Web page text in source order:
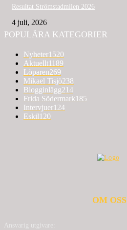
Resultat Strömstadmilen 2026
4 juli, 2026
POPULÄRA KATEGORIER
Nyheter1520
Aktuellt1189
Löparen269
Mikael Tisjö238
Blogginlägg214
Frida Södermark185
Intervjuer124
Eskil 120
OM OSS
Ansvarig utgivare: